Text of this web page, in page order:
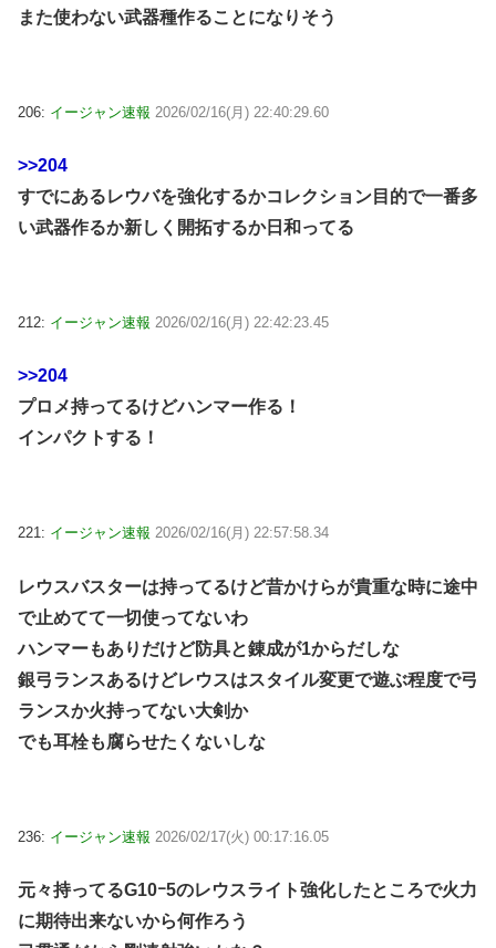
また使わない武器種作ることになりそう
206: イージャン速報 2026/02/16(月) 22:40:29.60
>>204
すでにあるレウバを強化するかコレクション目的で一番多
い武器作るか新しく開拓するか日和ってる
212: イージャン速報 2026/02/16(月) 22:42:23.45
>>204
プロメ持ってるけどハンマー作る！
インパクトする！
221: イージャン速報 2026/02/16(月) 22:57:58.34
レウスバスターは持ってるけど昔かけらが貴重な時に途中
で止めてて一切使ってないわ
ハンマーもありだけど防具と錬成が1からだしな
銀弓ランスあるけどレウスはスタイル変更で遊ぶ程度で弓
ランスか火持ってない大剣か
でも耳栓も腐らせたくないしな
236: イージャン速報 2026/02/17(火) 00:17:16.05
元々持ってるG10ｰ5のレウスライト強化したところで火力
に期待出来ないから何作ろう